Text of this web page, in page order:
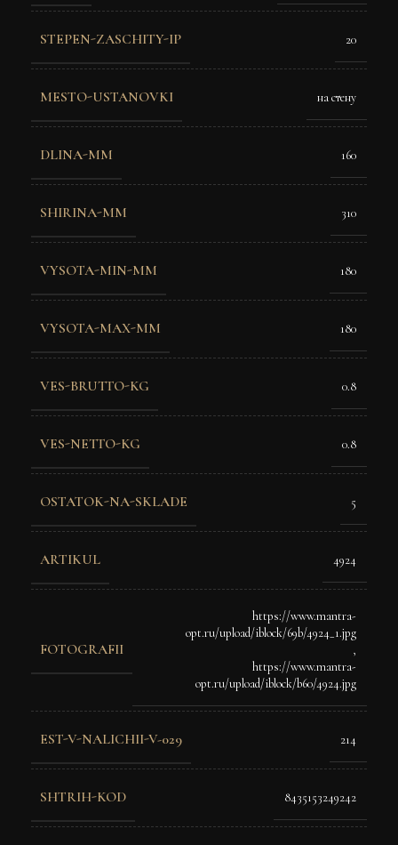
STEPEN-ZASCHITY-IP 20
MESTO-USTANOVKI на стену
DLINA-MM 160
SHIRINA-MM 310
VYSOTA-MIN-MM 180
VYSOTA-MAX-MM 180
VES-BRUTTO-KG 0.8
VES-NETTO-KG 0.8
OSTATOK-NA-SKLADE 5
ARTIKUL 4924
FOTOGRAFII
https://www.mantra-
opt.ru/upload/iblock/69b/4924_1.jpg
,
https://www.mantra-
opt.ru/upload/iblock/b60/4924.jpg
EST-V-NALICHII-V-029 214
SHTRIH-KOD 8435153249242